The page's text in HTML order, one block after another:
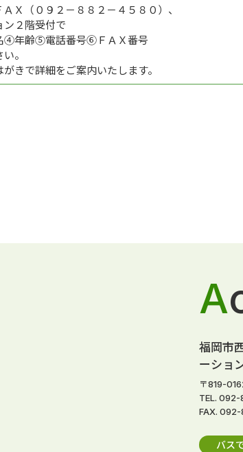
Ｘ（０９２－８８２－４５８０）、
ン２階受付で
年齢⑤電話番号⑥ＦＡＸ番号
。
きで詳細をご案内いたします。
A
福岡市
ーショ
〒819-
TEL.
FAX.
バス